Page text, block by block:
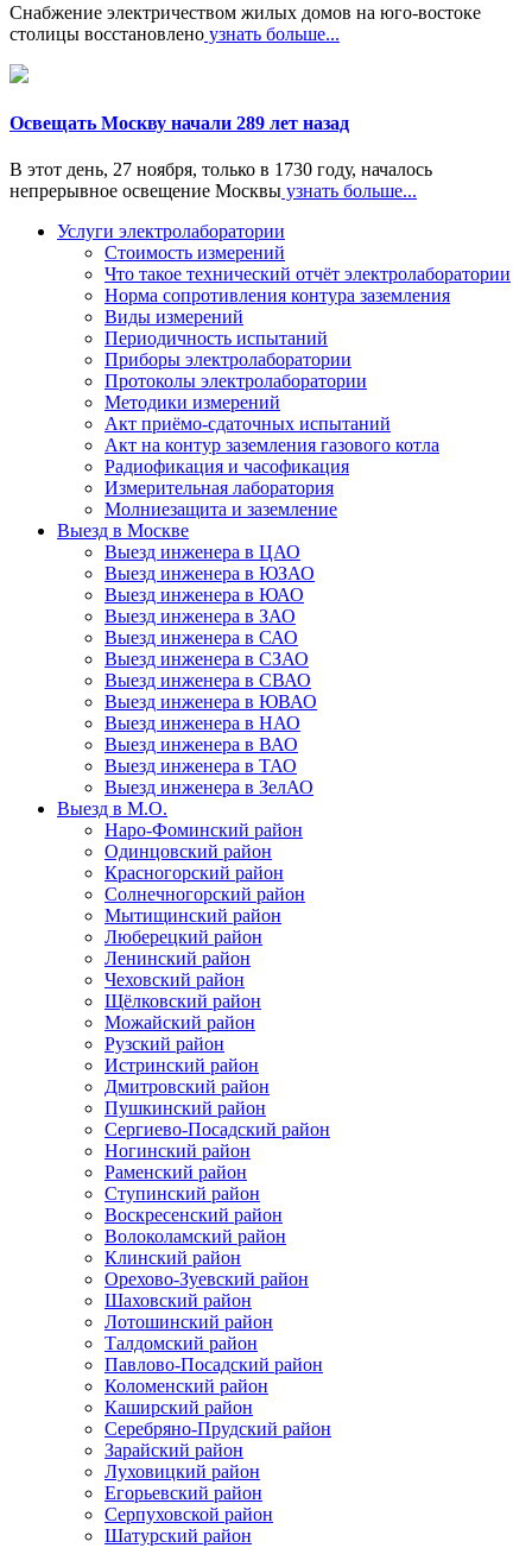
Снабжение электричеством жилых домов на юго-востоке
столицы восстановлено узнать больше...
Освещать Москву начали 289 лет назад
В этот день, 27 ноября, только в 1730 году, началось
непрерывное освещение Москвы узнать больше...
Услуги электролаборатории
Стоимость измерений
Что такое технический отчёт электролаборатории
Норма сопротивления контура заземления
Виды измерений
Периодичность испытаний
Приборы электролаборатории
Протоколы электролаборатории
Методики измерений
Акт приёмо-сдаточных испытаний
Акт на контур заземления газового котла
Радиофикация и часофикация
Измерительная лаборатория
Молниезащита и заземление
Выезд в Москве
Выезд инженера в ЦАО
Выезд инженера в ЮЗАО
Выезд инженера в ЮАО
Выезд инженера в ЗАО
Выезд инженера в САО
Выезд инженера в СЗАО
Выезд инженера в СВАО
Выезд инженера в ЮВАО
Выезд инженера в НАО
Выезд инженера в ВАО
Выезд инженера в ТАО
Выезд инженера в ЗелАО
Выезд в М.О.
Наро-Фоминский район
Одинцовский район
Красногорский район
Солнечногорский район
Мытищинский район
Люберецкий район
Ленинский район
Чеховский район
Щёлковский район
Можайский район
Рузский район
Истринский район
Дмитровский район
Пушкинский район
Сергиево-Посадский район
Ногинский район
Раменский район
Ступинский район
Воскресенский район
Волоколамский район
Клинский район
Орехово-Зуевский район
Шаховский район
Лотошинский район
Талдомский район
Павлово-Посадский район
Коломенский район
Каширский район
Серебряно-Прудский район
Зарайский район
Луховицкий район
Егорьевский район
Серпуховской район
Шатурский район